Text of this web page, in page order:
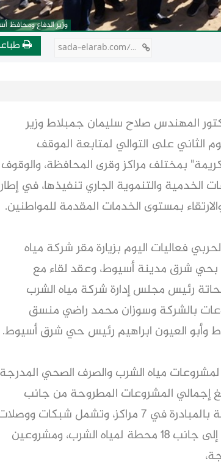
وزير الدفاع ومحافظ
sada-elarab.com/810105
المهندس صلاح سليمان جمبلاط وزير
الثاني على التوالي لمتابعة الموقف
بمختلف مراكز وقرى المحافظة، والوقوف
الخدمية والتنموية الجاري تنفيذها، في إطار
بمستوى الخدمات المقدمة للمواطنين.
فعاليات اليوم بزيارة مقر شركة مياه
بحي شرق مدينة أسيوط، وعقد لقاء مع
رئيس مجلس إدارة شركة مياه الشرب
بالشركة وسوزان محمد راضي منسق
وأبو العيون ابراهيم رئيس حي شرق أسيوط.
مياه الشرب والصرف الصحي المدرجة
إجمالي المشروعات المطروحة من جانب
الشركة 513 مشروعًا تخدم 149 قرية مستهدفة بالمبادرة في 7 مراكز، وتشمل شبكات
مياه الشرب، وشبكات ووصلات الصرف الصحي، إلى جانب 18 محطة لمياه الشرب، ومشروعين